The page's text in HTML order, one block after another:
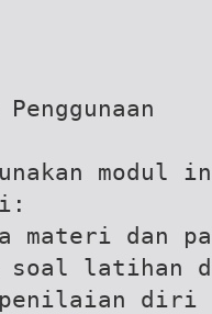
materi dan
soal latihan
penilaian diri